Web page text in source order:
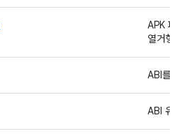
APK 파
열거형
ABI를
ABI 유